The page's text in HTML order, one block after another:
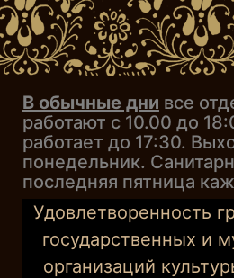
В обычные дни все
работают с 10.00 до
работает до 17:30.
понедельник.
последняя пятница
Удовлетворенность
государственных и
организаций